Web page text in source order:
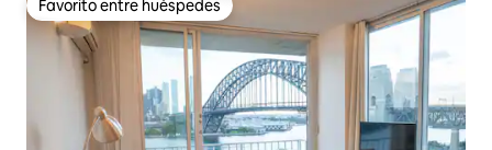
Favorito entre huéspedes
Favorito entre huéspedes